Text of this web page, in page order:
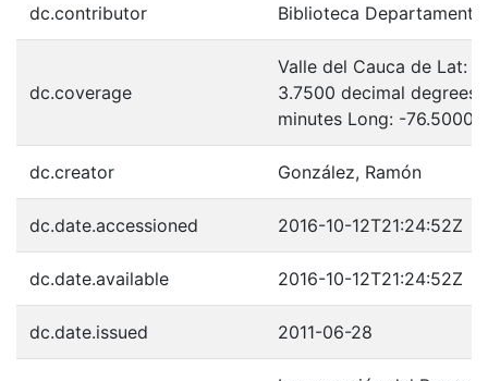
dc.contributor Biblioteca
dc.coverage
Valle del Cauca de Lat:
3.7500 decimal degrees
minutes Long: -76.5000
dc.creator González, Ramón
dc.date.accessioned 2016-10-12T21:24:52Z
dc.date.available 2016-10-12T21:24:52Z
dc.date.issued 2011-06-28